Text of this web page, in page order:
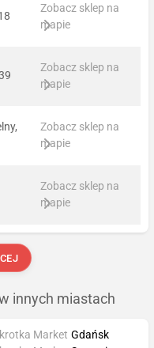
Zobacz sklep na
mapie
Zobacz sklep na
mapie
Zobacz sklep na
mapie
Zobacz sklep na
mapie
innych miastach
Market Gdańsk